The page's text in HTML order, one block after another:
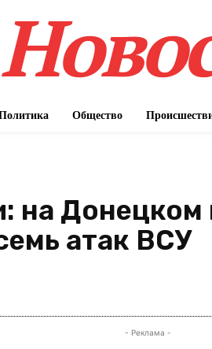
Общество
на Донецком
атак ВСУ
- Реклама -